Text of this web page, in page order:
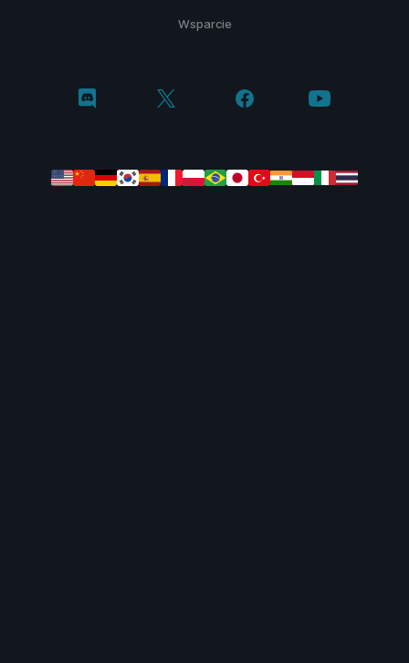
Wsparcie